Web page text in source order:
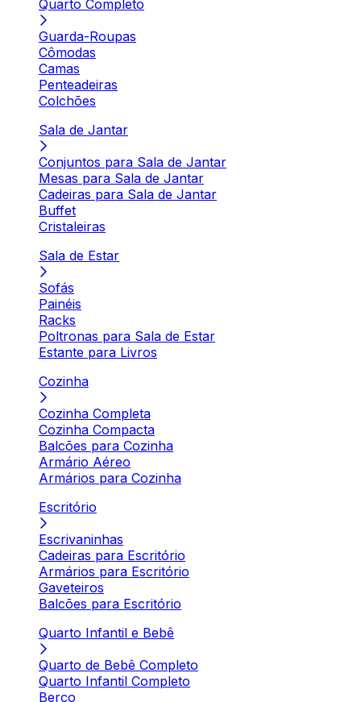
Quarto Completo
Guarda-Roupas
Cômodas
Camas
Penteadeiras
Colchões
Sala de Jantar
Conjuntos para Sala de Jantar
Mesas para Sala de Jantar
Cadeiras para Sala de Jantar
Buffet
Cristaleiras
Sala de Estar
Sofás
Painéis
Racks
Poltronas para Sala de Estar
Estante para Livros
Cozinha
Cozinha Completa
Cozinha Compacta
Balcões para Cozinha
Armário Aéreo
Armários para Cozinha
Escritório
Escrivaninhas
Cadeiras para Escritório
Armários para Escritório
Gaveteiros
Balcões para Escritório
Quarto Infantil e Bebê
Quarto de Bebê Completo
Quarto Infantil Completo
Berço